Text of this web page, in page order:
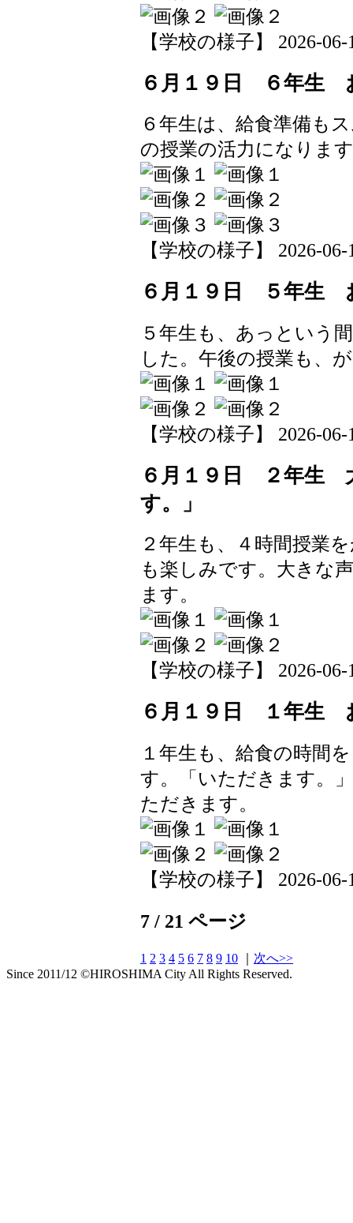
【学校の様子】 2026-
６月１９日 ６年生
６年生は、給食準備も
の授業の活力になりま
【学校の様子】 2026-
６月１９日 ５年生
５年生も、あっという
した。午後の授業も、
【学校の様子】 2026-
６月１９日 ２年生
す。」
２年生も、４時間授業
も楽しみです。大きな
ます。
【学校の様子】 2026-
６月１９日 １年生
１年生も、給食の時間
す。「いただきます。
ただきます。
【学校の様子】 2026-
7 / 21 ページ
1 2 3 4 5 6 7 8 9 10
次へ>>
Since 2011/12 ©HIROSHIMA City All Rights Reserved.